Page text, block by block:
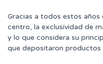
Gracias a todos estos años
centro, la exclusividad de
y lo que considera su
que depositaron productos